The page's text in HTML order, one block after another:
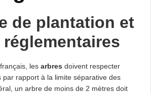
de plantation et
les arbres doivent respecter
par rapport à la limite séparative des
un arbre de moins de 2 mètres doit